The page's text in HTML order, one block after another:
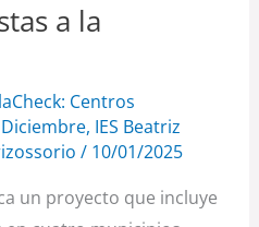
a la
Centros
Diciembre, IES Beatriz
/ 10/01/2025
un proyecto que incluye